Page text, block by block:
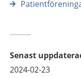
Senast
2024-02-23